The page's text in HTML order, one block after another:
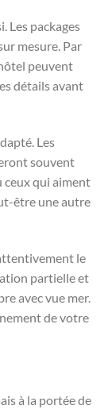
Les packages
mesure. Par
peuvent
détails avant
Les
souvent
ceux qui aiment
être une autre
le
partielle et
avec vue mer.
de votre
à la portée de